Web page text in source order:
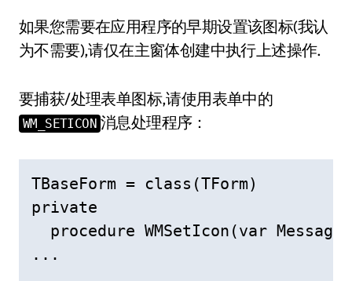
如果您需要在应用程序的早期设置该图标(我认
为不需要),请仅在主窗体创建中执行上述操作.
要捕获/处理表单图标,请使用表单中的
WM_SETICON 消息处理程序：
TBaseForm = class(TForm)
private
procedure WMSetIcon(var
...